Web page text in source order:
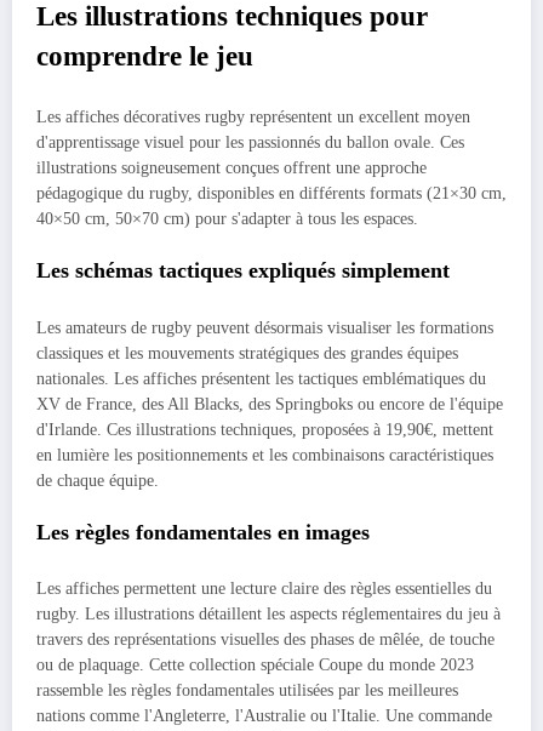
Les illustrations techniques pour
comprendre le jeu
Les affiches décoratives rugby représentent un excellent moyen
d'apprentissage visuel pour les passionnés du ballon ovale. Ces
illustrations soigneusement conçues offrent une approche
pédagogique du rugby, disponibles en différents formats (21×30 cm,
40×50 cm, 50×70 cm) pour s'adapter à tous les espaces.
Les schémas tactiques expliqués simplement
Les amateurs de rugby peuvent désormais visualiser les formations
classiques et les mouvements stratégiques des grandes équipes
nationales. Les affiches présentent les tactiques emblématiques du
XV de France, des All Blacks, des Springboks ou encore de l'équipe
d'Irlande. Ces illustrations techniques, proposées à 19,90€, mettent
en lumière les positionnements et les combinaisons caractéristiques
de chaque équipe.
Les règles fondamentales en images
Les affiches permettent une lecture claire des règles essentielles du
rugby. Les illustrations détaillent les aspects réglementaires du jeu à
travers des représentations visuelles des phases de mêlée, de touche
ou de plaquage. Cette collection spéciale Coupe du monde 2023
rassemble les règles fondamentales utilisées par les meilleures
nations comme l'Angleterre, l'Australie ou l'Italie. Une commande